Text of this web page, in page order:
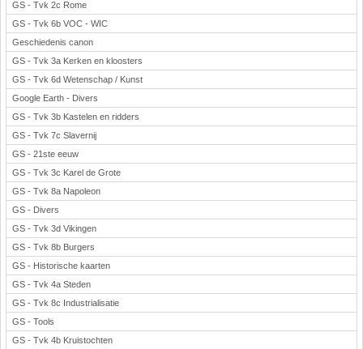
GS - Tvk 2c Rome
GS - Tvk 6b VOC - WIC
Geschiedenis canon
GS - Tvk 3a Kerken en kloosters
GS - Tvk 6d Wetenschap / Kunst
Google Earth - Divers
GS - Tvk 3b Kastelen en ridders
GS - Tvk 7c Slavernij
GS - 21ste eeuw
GS - Tvk 3c Karel de Grote
GS - Tvk 8a Napoleon
GS - Divers
GS - Tvk 3d Vikingen
GS - Tvk 8b Burgers
GS - Historische kaarten
GS - Tvk 4a Steden
GS - Tvk 8c Industrialisatie
GS - Tools
GS - Tvk 4b Kruistochten